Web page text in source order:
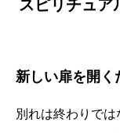
スピリチュア
新しい扉を開く
別れは終わりでは